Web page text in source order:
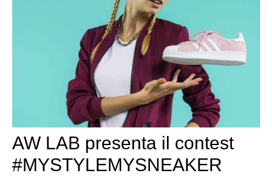
AW LAB presenta il contest
#MYSTYLEMYSNEAKER